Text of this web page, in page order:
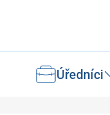
Úředníci